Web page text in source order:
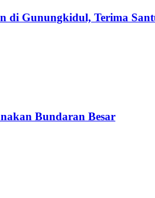
di Gunungkidul, Terima
Bundaran Besar